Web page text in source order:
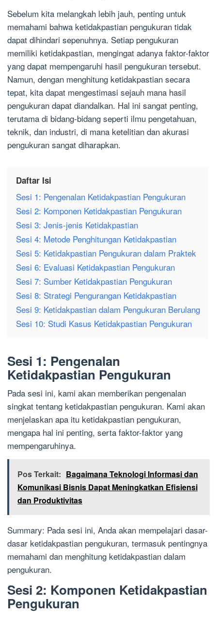
Sebelum kita melangkah lebih jauh, penting untuk
memahami bahwa ketidakpastian pengukuran tidak
dapat dihindari sepenuhnya. Setiap pengukuran
memiliki ketidakpastian, mengingat adanya faktor-faktor
yang dapat mempengaruhi hasil pengukuran tersebut.
Namun, dengan menghitung ketidakpastian secara
tepat, kita dapat mengestimasi sejauh mana hasil
pengukuran dapat diandalkan. Hal ini sangat penting,
terutama di bidang-bidang seperti ilmu pengetahuan,
teknik, dan industri, di mana ketelitian dan akurasi
pengukuran sangat diharapkan.
Daftar Isi
Sesi 1: Pengenalan Ketidakpastian Pengukuran
Sesi 2: Komponen Ketidakpastian Pengukuran
Sesi 3: Jenis-jenis Ketidakpastian
Sesi 4: Metode Penghitungan Ketidakpastian
Sesi 5: Ketidakpastian Pengukuran dalam Praktek
Sesi 6: Evaluasi Ketidakpastian Pengukuran
Sesi 7: Sumber Ketidakpastian Pengukuran
Sesi 8: Strategi Pengurangan Ketidakpastian
Sesi 9: Ketidakpastian dalam Pengukuran Berulang
Sesi 10: Studi Kasus Ketidakpastian Pengukuran
Sesi 1: Pengenalan
Ketidakpastian Pengukuran
Pada sesi ini, kami akan memberikan pengenalan
singkat tentang ketidakpastian pengukuran. Kami akan
menjelaskan apa itu ketidakpastian pengukuran,
mengapa hal ini penting, serta faktor-faktor yang
mempengaruhinya.
Pos Terkait: Bagaimana Teknologi Informasi dan
Komunikasi Bisnis Dapat Meningkatkan Efisiensi
dan Produktivitas
Summary: Pada sesi ini, Anda akan mempelajari dasar-
dasar ketidakpastian pengukuran, termasuk pentingnya
memahami dan menghitung ketidakpastian dalam
pengukuran.
Sesi 2: Komponen Ketidakpastian
Pengukuran